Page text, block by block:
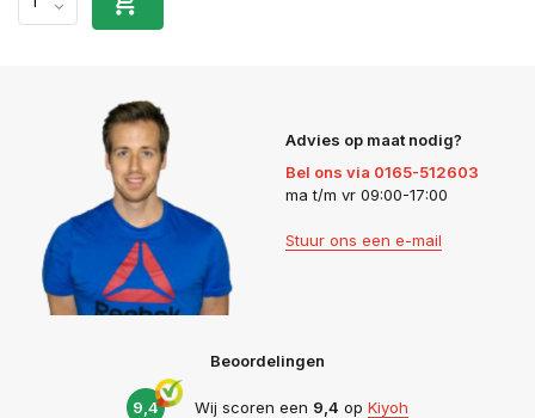
Advies op maat nodig?
Bel ons via 0165-512603
ma t/m vr 09:00-17:00
Stuur ons een e-mail
Beoordelingen
9,4 Wij scoren een 9,4 op Kiyoh